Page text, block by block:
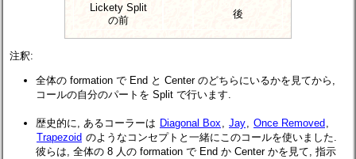
Lickety Split
の前
後
注釈:
全体の formation で End と Center のどちらにいるかを見てから,
コールの自分のパートを Split で行います.
歴史的に, あるコーラーは Diagonal Box, Jay, Once Removed ,
Trapezoid のようなコンセプトと一緒にこのコールを使いました.
彼らは, 全体の 8 人の formation で End か Center かを見て, 指示